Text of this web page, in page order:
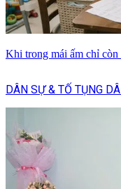
Khi trong mái ấm chỉ
DÂN SỰ & TỐ TỤNG